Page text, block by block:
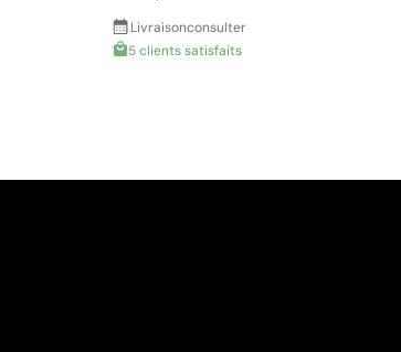
Livraisonconsulter
5 clients satisfaits